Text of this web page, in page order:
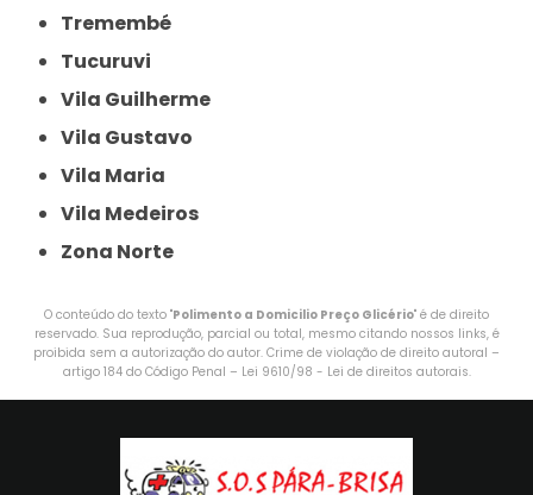
Tremembé
Tucuruvi
Vila Guilherme
Vila Gustavo
Vila Maria
Vila Medeiros
Zona Norte
O conteúdo do texto "Polimento a Domicilio Preço Glicério" é de direito
reservado. Sua reprodução, parcial ou total, mesmo citando nossos links, é
proibida sem a autorização do autor. Crime de violação de direito autoral –
artigo 184 do Código Penal – Lei 9610/98 - Lei de direitos autorais.